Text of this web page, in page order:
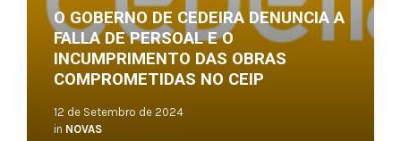
O GOBERNO DE CEDEIRA DENUNCIA A
FALLA DE PERSOAL E O
INCUMPRIMENTO DAS OBRAS
COMPROMETIDAS NO CEIP
12 de Setembro de 2024
in NOVAS